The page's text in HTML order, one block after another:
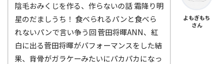
陰毛おみくじを作る、作らないの話 霜降り明
星のだましうち！ 食べられるパンと食べら
れないパンで言い争う回 菅田将暉ANN、紅
白に出る菅田将暉がパフォーマンスをした結
果、背骨がガラケーみたいにパカパカになっ
よもぎもち
さん